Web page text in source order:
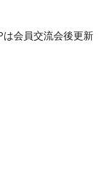
は会員交流会後更新